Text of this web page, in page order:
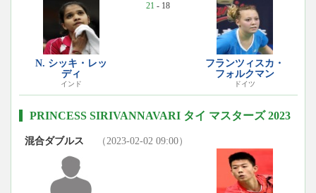
N. シッキ・レッ
ディ
インド
21 - 18
フランツィスカ・
フォルクマン
ドイツ
PRINCESS SIRIVANNAVARI タイ マスターズ 2023
混合ダブルス （2023-02-02 09:00）